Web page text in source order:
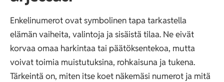
Enkelinumerot ovat symbolinen tapa tarkastella
elämän vaiheita, valintoja ja sisäistä tilaa. Ne eivät
korvaa omaa harkintaa tai päätöksentekoa, mutta
voivat toimia muistutuksina, rohkaisuna ja tukena.
Tärkeintä on, miten itse koet näkemäsi numerot ja mitä